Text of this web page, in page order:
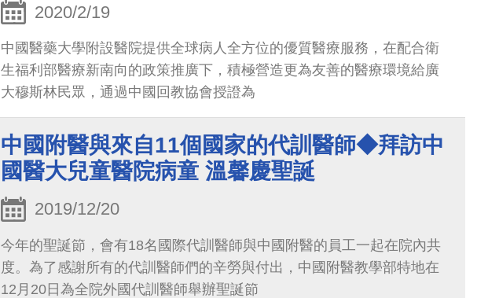
2020/2/19
中國醫藥大學附設醫院提供全球病人全方位的優質醫療服務，在配合衛
生福利部醫療新南向的政策推廣下，積極營造更為友善的醫療環境給廣
大穆斯林民眾，通過中國回教協會授證為
中國附醫與來自11個國家的代訓醫師◆拜訪中
國醫大兒童醫院病童 溫馨慶聖誕
2019/12/20
今年的聖誕節，會有18名國際代訓醫師與中國附醫的員工一起在院內共
度。為了感謝所有的代訓醫師們的辛勞與付出，中國附醫教學部特地在
12月20日為全院外國代訓醫師舉辦聖誕節